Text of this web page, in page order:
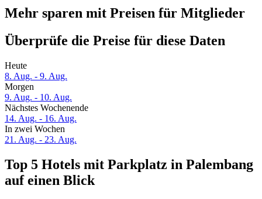
Mehr sparen mit Preisen für Mitglieder
Überprüfe die Preise für diese Daten
Heute
8. Aug. - 9. Aug.
Morgen
9. Aug. - 10. Aug.
Nächstes Wochenende
14. Aug. - 16. Aug.
In zwei Wochen
21. Aug. - 23. Aug.
Top 5 Hotels mit Parkplatz in Palembang
auf einen Blick